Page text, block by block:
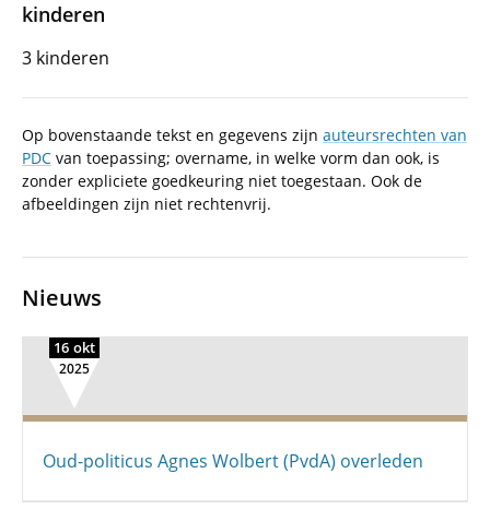
kinderen
3 kinderen
Op bovenstaande tekst en gegevens zijn auteursrechten van
PDC van toepassing; overname, in welke vorm dan ook, is
zonder expliciete goedkeuring niet toegestaan. Ook de
afbeeldingen zijn niet rechtenvrij.
Nieuws
16 okt
2025
Oud-politicus Agnes Wolbert (PvdA) overleden